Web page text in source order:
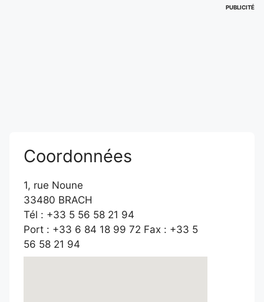
PUBLICITÉ
Coordonnées
1, rue Noune
33480 BRACH
Tél : +33 5 56 58 21 94
Port : +33 6 84 18 99 72 Fax : +33 5
56 58 21 94